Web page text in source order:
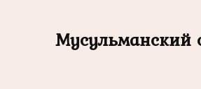
Мусульманский